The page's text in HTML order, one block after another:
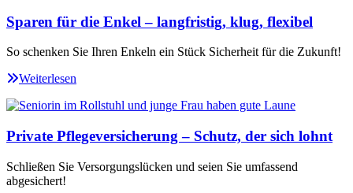
Sparen für die Enkel – langfristig, klug, flexibel
So schenken Sie Ihren Enkeln ein Stück Sicherheit für die Zukunft!
Weiterlesen
Private Pflegeversicherung – Schutz, der sich lohnt
Schließen Sie Versorgungslücken und seien Sie umfassend
abgesichert!